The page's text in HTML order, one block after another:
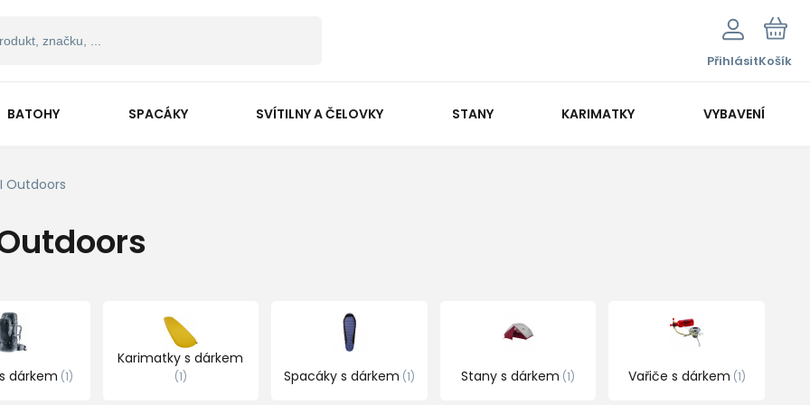
PřihlásitKošík
BATOHY SPACÁKY SVÍTILNY A ČELOVKY STANY KARIMATKY VYBAVENÍ
Outdoors
dárkem 1
Karimatky s dárkem
1 Spacáky s dárkem 1 Stany s dárkem 1 Vařiče s dárkem 1